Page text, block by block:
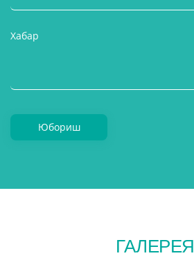
Юбориш
ГАЛЕРЕЯ